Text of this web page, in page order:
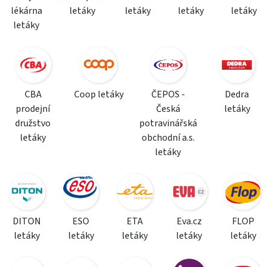
lékárna
letáky
letáky
letáky
letáky
letáky
CBA
prodejní
družstvo
letáky
Coop letáky
ČEPOS -
Česká
potravinářská
obchodní a.s.
letáky
Dedra
letáky
DITON
letáky
ESO
letáky
ETA
letáky
Eva.cz
letáky
FLOP
letáky